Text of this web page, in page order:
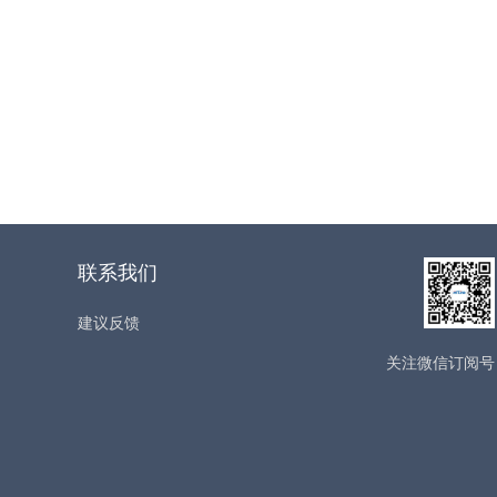
联系我们
建议反馈
关注微信订阅号